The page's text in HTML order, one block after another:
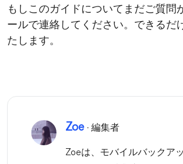
もしこのガイドについてまだご質問
ールで連絡してください。できるだ
たします。
Zoe· 編集者
Zoeは、モバイルバックア